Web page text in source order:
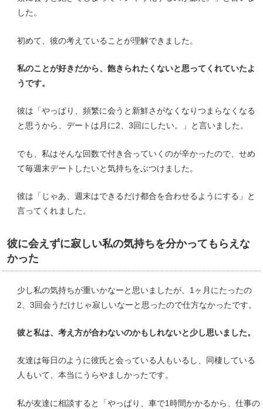
した。
初めて、彼の考えていることが理解できました。
私のことが好きだから、飽きられたくないと思ってくれていたよ
うです。
彼は「やっぱり、頻繁に会うと新鮮さがなくなりつまらなくなる
と思うから、デートは月に2、3回にしたい。」と言いました。
でも、私はそんな回数で付き合っていくのが辛かったので、せめ
て毎週末デートしたいと気持ちをぶつけました。
彼は「じゃあ、週末はできるだけ都合を合わせるようにする」と
言ってくれました。
彼に会えずに寂しい私の気持ちを分かってもらえな
かった
少し私の気持ちが重いかなーと思いましたが、1ヶ月にたったの
2、3回会うだけじゃ寂しいなーと思ったので仕方なかったです。
彼と私は、考え方が合わないのかもしれないと少し思いました。
友達は毎日のように彼氏と会っている人もいるし、同棲している
人もいて、本当にうらやましかったです。
私が友達に相談すると「やっぱり、車で1時間かかるから、仕事の